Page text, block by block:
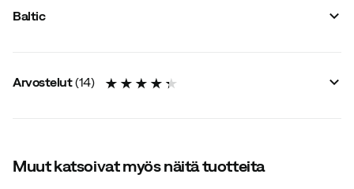
Koko:
Baltic
Arvostelut (14)
4.3
Muut katsoivat myös näitä tuotteita